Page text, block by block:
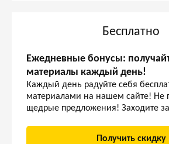
Бесплатно
Ежедневные бонусы:
материалы каждый день!
Каждый день радуйте себя
материалами на нашем сайте! Не
щедрые предложения! Заходите
Получить скидку